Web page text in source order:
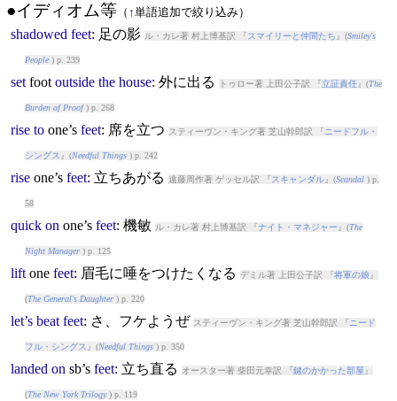
●イディオム等（ ↑単語追加で絞り込み）
shadowed feet: 足の影 ル・カレ著 村上博基訳 『スマイリーと仲間たち 』(Smiley's
People) p. 239
set foot outside the house: 外に出る トゥロー著 上田公子訳 『立証責任』(The
Burden of Proof) p. 268
rise toone’s feet: 席を立つ スティーヴン・キング著 芝山幹郎訳 『 ニードフル・
シングス 』(Needful Things) p. 242
riseone’s feet: 立ちあがる 遠藤周作著 ゲッセル訳 『スキャンダル』(Scandal) p.
58
quick on one’s feet: 機敏 ル・カレ著 村上博基訳 『ナイト・マネジャー 』(The
Night Manager) p. 125
liftone feet: 眉毛に唾をつけたくなる デミル著 上田公子訳 『将軍の娘 』
(The General's Daughter) p. 220
let’s beat feet: さ、フケようぜ スティーヴン・キング著 芝山幹郎訳 『 ニード
フル・シングス 』(Needful Things) p. 350
landed on sb’s feet: 立ち直る オースター著 柴田元幸訳 『鍵のかかった部屋 』
(The New York Trilogy) p. 119